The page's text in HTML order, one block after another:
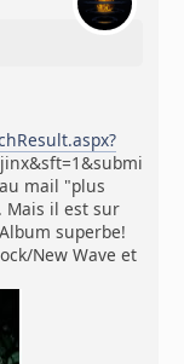
mail "plus
Mais il est sur
superbe!
New Wave et